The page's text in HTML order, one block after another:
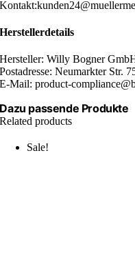
Herstellerdetails
Hersteller: Willy Bogner
Postadresse: Neumarkter Str.
E-Mail: product-
Dazu passende Produkte
Related products
Sale!